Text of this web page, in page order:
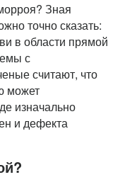
Зная
точно сказать:
в области прямой
с
считают, что
может
изначально
и дефекта